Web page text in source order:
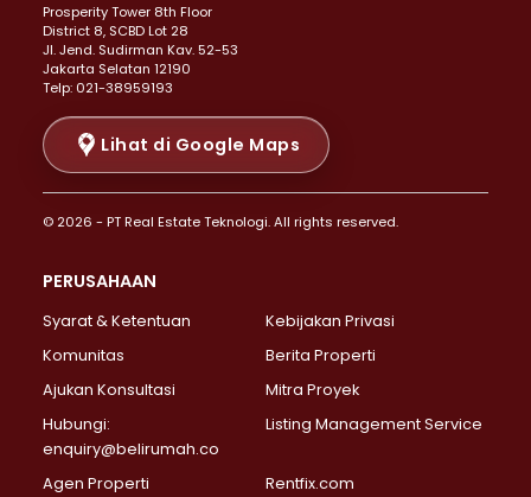
Properti Dijual di Menteng >
Properti Dijual di Senen >
Properti Dijual di Tanah Abang >
Properti Dijual di Cikini >
Properti Dijual di Kramat >
Properti Dijual di Pasar Baru >
Properti Dijual di Bendungan Hilir >
Properti Dijual di Jakarta Selatan >
Properti Dijual di Lebak Bulus >
Properti Dijual di Gandaria Selatan >
Properti Dijual di Pondok Labu >
Properti Dijual di Lenteng Agung >
Properti Dijual di Senayan >
Properti Dijual di Pondok Pinang >
Prosperity Tower 8th Floor
District 8, SCBD Lot 28
JI. Jend. Sudirman Kav. 52-53
Jakarta Selatan 12190
Telp: 021-38959193
Lihat di Google Maps
© 2026 - PT Real Estate Teknologi. All rights reserved.
PERUSAHAAN
Syarat & Ketentuan
Kebijakan Privasi
Komunitas
Berita Properti
Ajukan Konsultasi
Mitra Proyek
Hubungi:
enquiry@belirumah.co
Listing Management Service
Agen Properti Rentfix.com